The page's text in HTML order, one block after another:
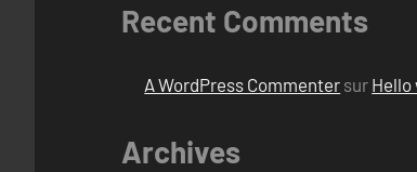
Recent Comments
A WordPress Commenter sur Hello
Archives